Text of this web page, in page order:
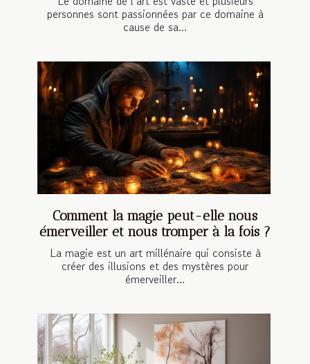
personnes sont passionnées par ce domaine à
cause de sa...
Comment la magie peut-elle nous
émerveiller et nous tromper à la fois ?
La magie est un art millénaire qui consiste à
créer des illusions et des mystères pour
émerveiller...